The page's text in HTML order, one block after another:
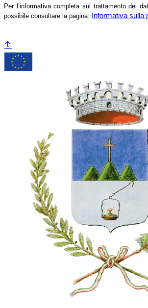
Per l’informativa completa sul trattamento dei
possibile consultare la pagina:
Informativa sulla